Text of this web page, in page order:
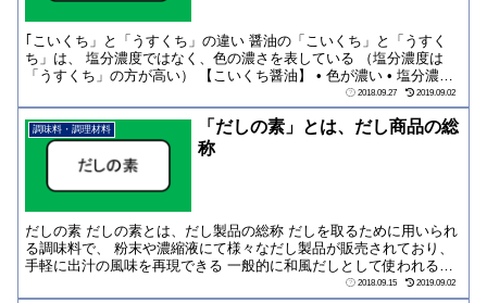
｢こいくち」と「うすくち」の違い 醤油の「こいくち」と「うすく
ち」は、 塩分濃度ではなく、色の濃さを表している （塩分濃度は
「うすくち」の方が高い） 【こいくち醤油】 • 色が濃い • 塩分濃度
2018.09.27 2019.09.02
調味料・調理材料
「だしの素」とは、だし商品の総
称
だしの素 だしの素とは、だし製品の総称 だしを取るために用いられ
る調味料で、 粉末や濃縮液にて様々なだし製品が販売されており、
手軽に出汁の風味を再現できる 一般的に和風だしとして使われる原
2018.09.15 2019.09.02